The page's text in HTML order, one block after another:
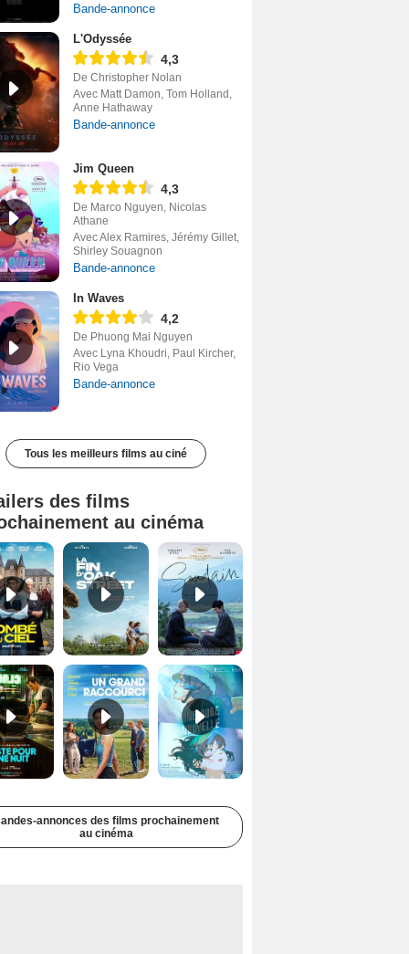
Bande-annonce
L'Odyssée
4,3
De Christopher Nolan
Avec Matt Damon, Tom Holland,
Anne Hathaway
Bande-annonce
Jim Queen
4,3
De Marco Nguyen, Nicolas
Athane
Avec Alex Ramires, Jérémy Gillet,
Shirley Souagnon
Bande-annonce
In Waves
4,2
De Phuong Mai Nguyen
Avec Lyna Khoudri, Paul Kircher,
Rio Vega
Bande-annonce
Tous les meilleurs films au ciné
des films
au cinéma
Tombé du ciel Bande-annonce VF La fin d’Oak Street Bande-annonce VO STFR
Juste pour une nuit Bande-annonce VO STFR Un grand raccourci Bande-annonce VF Une aube nouvelle Bande-annonce VO STFR
annonces des films prochainement
au cinéma